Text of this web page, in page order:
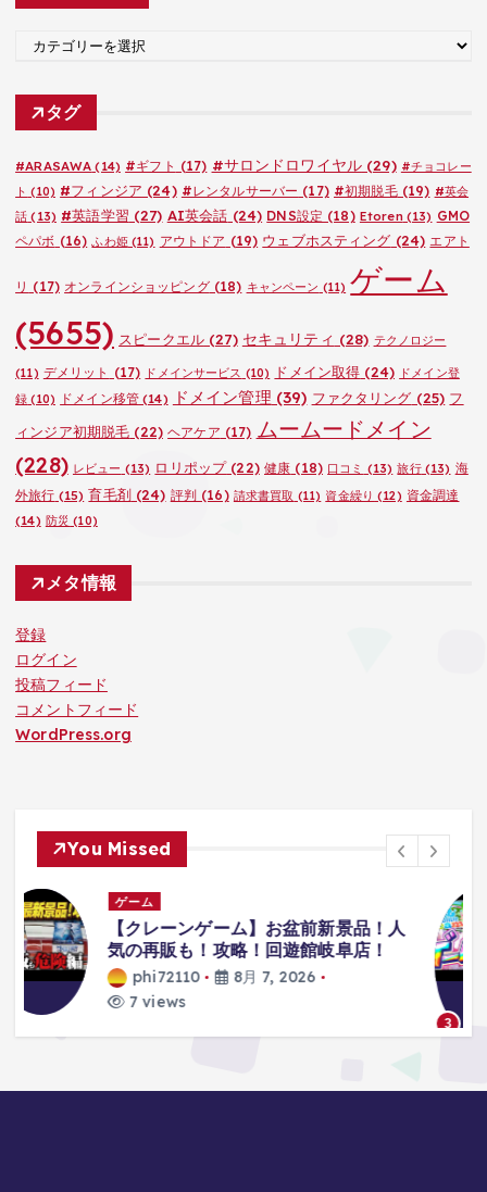
ゴ
タグ
#ARASAWA (14) #ギフト (17) #サロンドロワイヤル(29) #チョコレー
ト (10) #フィンジア (24) #レンタルサーバー (17) #初期脱毛(19) #英会
話 (13) #英語学習 (27) AI英会話 (24) DNS設定 (18) Etoren(13) GMO
ペパボ (16) ふわ姫(11) アウトドア (19) ウェブホスティング (24) エアト
リ (17) オンラインショッピング(18) キャンペーン (11) ゲーム
(5655) スピークエル(27) セキュリティ (28) テクノロジー
(11) デメリット (17) ドメインサービス (10) ドメイン取得 (24) ドメイン登
録 (10) ドメイン移管(14) ドメイン管理 (39) ファクタリング (25) フ
ィンジア初期脱毛 (22) ヘアケア (17) ムームードメイン
(228) レビュー (13) ロリポップ(22) 健康 (18) 口コミ (13) 旅行(13) 海
外旅行 (15) 育毛剤(24) 評判 (16) 請求書買取 (11) 資金繰り (12) 資金調達
(14) 防災 (10)
メタ情報
登録
ログイン
投稿フィード
コメントフィード
WordPress.org
You Missed
【ホロドリ】勝負しようぜ‼ミニゲー
ム凸待ち
【ホロライブ/さくらみ
こ】
phi72110